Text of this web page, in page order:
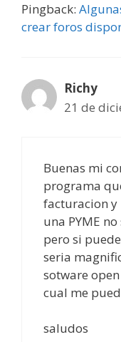
Pingback:
crear foros
Richy
21 de
Buenas mi
programa
facturacion y
una PYME
pero si
seria
sotware
cual me
saludos